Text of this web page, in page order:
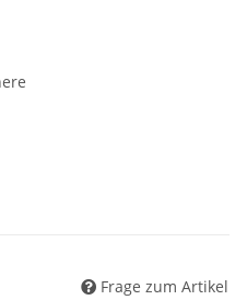
Frage zum Artikel